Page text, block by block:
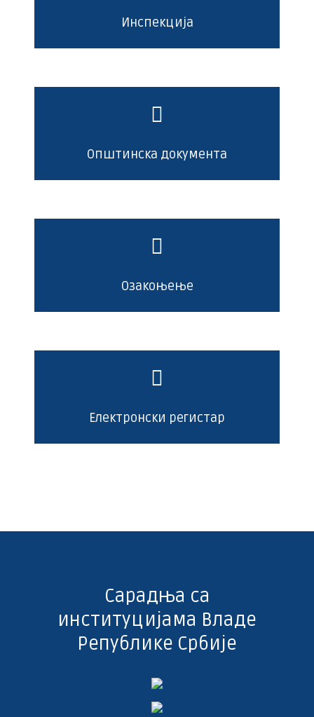
Инспекција
Општинска документа
Озакоњење
Електронски регистар
Сарадња са
институцијама Владе
Републике Србије